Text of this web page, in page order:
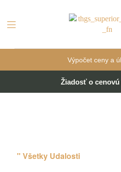
Výpočet ceny a
Žiadosť o
" Všetky Udalosti